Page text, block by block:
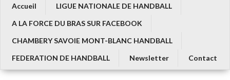
Accueil
LIGUE NATIONALE DE HANDBALL
A LA FORCE DU BRAS SUR FACEBOOK
CHAMBERY SAVOIE MONT-BLANC HANDBALL
FEDERATION DE HANDBALL
Newsletter Contact